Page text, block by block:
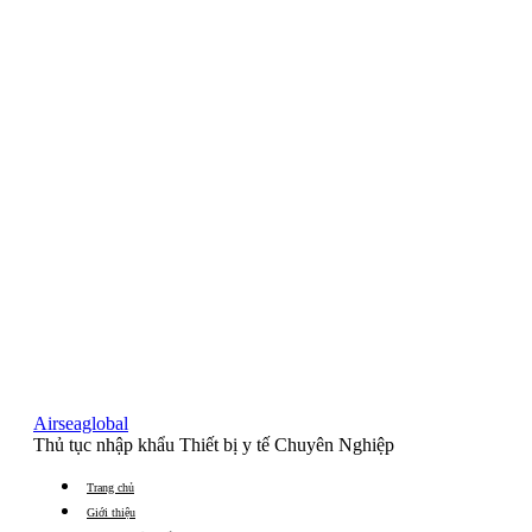
Airseaglobal
Thủ tục nhập khẩu Thiết bị y tế Chuyên Nghiệp
Trang chủ
Giới thiệu